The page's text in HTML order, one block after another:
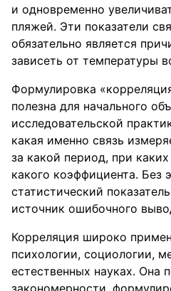
и одновременно
пляжей. Эти показатели
обязательно является
зависеть от температуры
Формулировка
полезна для начального
исследовательской
какая именно связь
за какой период, при
какого коэффициента. Без
статистический
источник ошибочного
Корреляция широко
психологии, социологии,
естественных науках. Она
закономерности,